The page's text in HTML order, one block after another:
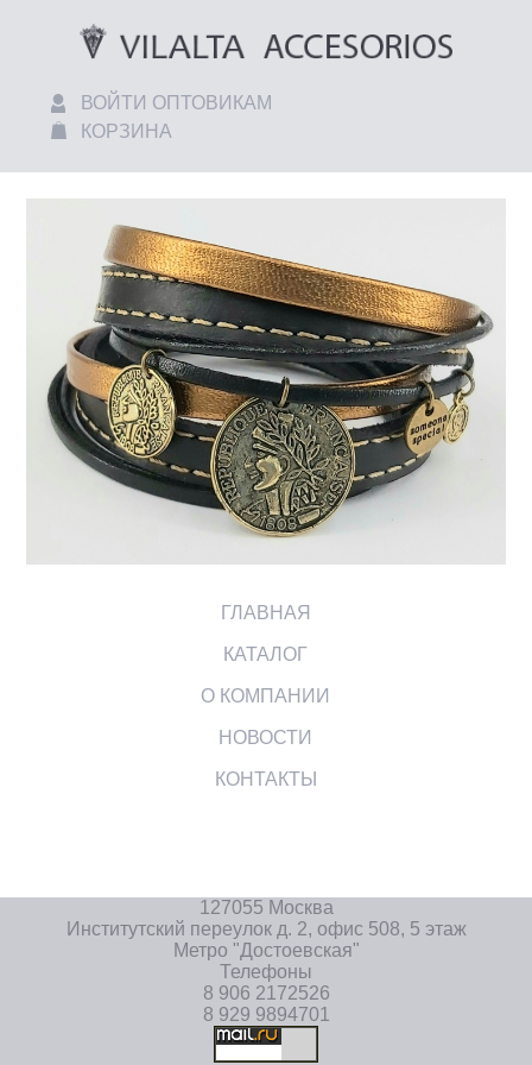
ВОЙТИ ОПТОВИКАМ
КОРЗИНА
ГЛАВНАЯ
КАТАЛОГ
О КОМПАНИИ
НОВОСТИ
КОНТАКТЫ
127055 Москва
Институтский переулок д. 2, офис 508, 5 этаж
Метро "Достоевская"
Телефоны
8 906 2172526
8 929 9894701